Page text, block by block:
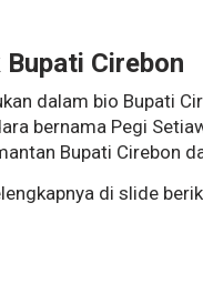
Cirebon
dalam bio Bupati
bernama Pegi
Bupati Cirebon
di slide